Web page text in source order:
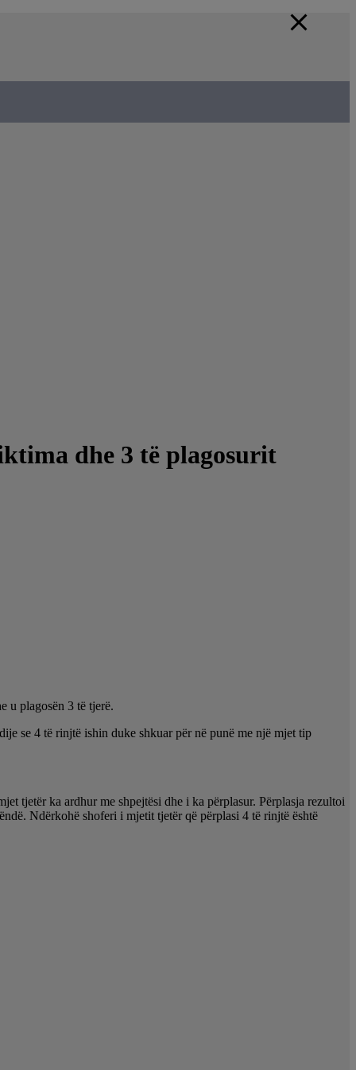
dhe 3 të plagosurit
u plagosën 3 të tjerë.
se 4 të rinjtë ishin duke shkuar për në punë me një mjet tip
tjetër ka ardhur me shpejtësi dhe i ka përplasur. Përplasja rezultoi
Ndërkohë shoferi i mjetit tjetër që përplasi 4 të rinjtë është